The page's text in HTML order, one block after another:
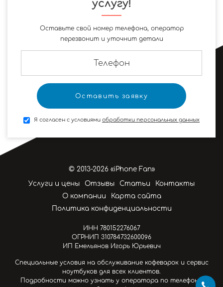
услугу!
Оставьте свой номер телефона, оператор
перезвонит и уточнит детали
Я согласен с условиями обработки персональных данных
© 2013-2026 «iPhone Fan»
Услуги и цены
Отзывы Статьи
Контакты
О компании
Карта сайта
Политика конфиденциальности
ИНН 780152276067
ОГРНИП 310784732600096
ИП Емельянов Игорь Юрьевич
Специальные условия на обслуживание кофеварок и сервис
ноутбуков для всех клиентов.
Подробности можно узнать у оператора по телефону.